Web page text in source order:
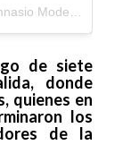
de siete
donde
quienes en
los
de la